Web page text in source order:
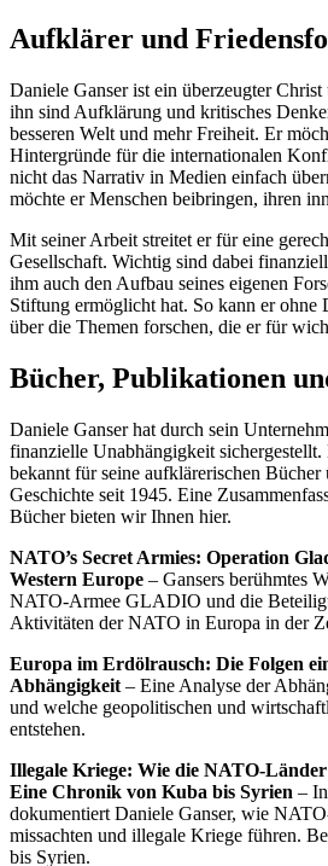
Aufklärer und
Daniele Ganser ist ein überzeugter
ihn sind Aufklärung und kritisches
besseren Welt und mehr Freiheit. Er
Hintergründe für die internationalen
nicht das Narrativ in Medien einfach
möchte er Menschen beibringen, ihren
Mit seiner Arbeit streitet er für eine
Gesellschaft. Wichtig sind dabei
ihm auch den Aufbau seines eigenen
Stiftung ermöglicht hat. So kann er
über die Themen forschen, die er für
Bücher, Publikationen
Daniele Ganser hat durch sein
finanzielle Unabhängigkeit sichergestellt.
bekannt für seine aufklärerischen
Geschichte seit 1945. Eine
Bücher bieten wir Ihnen hier.
NATO’s Secret Armies: Operation
Western Europe – Gansers berühmtes
NATO-Armee GLADIO und die
Aktivitäten der NATO in Europa in der
Europa im Erdölrausch: Die Folgen
Abhängigkeit – Eine Analyse der
und welche geopolitischen und
entstehen.
Illegale Kriege: Wie die NATO-
Eine Chronik von Kuba bis Syrien –
dokumentiert Daniele Ganser, wie
missachten und illegale Kriege führen.
bis Syrien.